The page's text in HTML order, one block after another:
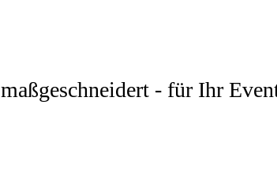
maßgeschneidert - für Ihr